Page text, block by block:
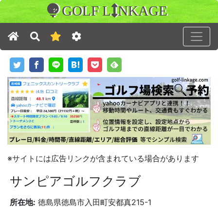
GOLF L NKAGE
※サイトには広告リンクが含まれている場合があります
サンピアゴルフクラブ
所在地: 徳島県徳島市入田町安都真215-1